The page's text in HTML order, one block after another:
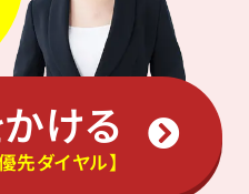
ける
先ダイヤル】